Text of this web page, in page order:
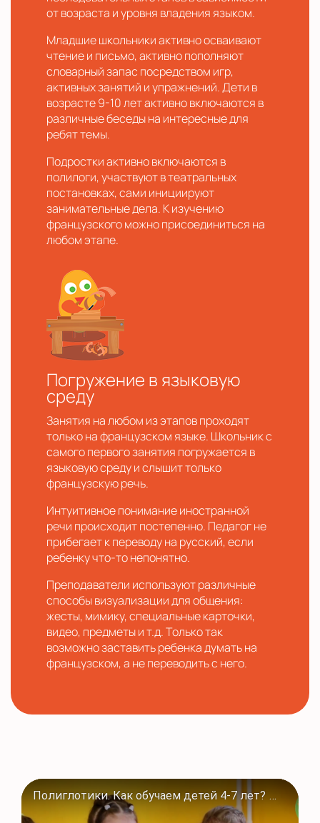
от возраста и уровня владения языком.
Младшие школьники активно осваивают
чтение и письмо, активно пополняют
словарный запас посредством игр,
активных занятий и упражнений. Дети в
возрасте 9-10 лет активно включаются в
различные беседы на интересные для
ребят темы.
Подростки активно включаются в
полилоги, участвуют в театральных
постановках, сами инициируют
занимательные дела. К изучению
французского можно присоединиться на
любом этапе.
Погружение в языковую
среду
Занятия на любом из этапов проходят
только на французском языке. Школьник с
самого первого занятия погружается в
языковую среду и слышит только
французскую речь.
Интуитивное понимание иностранной
речи происходит постепенно. Педагог не
прибегает к переводу на русский, если
ребенку что-то непонятно.
Преподаватели используют различные
способы визуализации для общения:
жесты, мимику, специальные карточки,
видео, предметы и т.д. Только так
возможно заставить ребенка думать на
французском, а не переводить с него.
Полиглотики. Как обучаем детей 4-7 лет? Программы для дошкольников в #Полиглотики